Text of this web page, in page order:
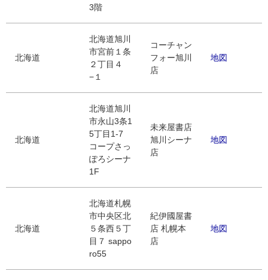
3階
北海道
北海道旭川
市宮前１条
２丁目４
−１
コーチャン
フォー旭川
店
地図
北海道
北海道旭川
市永山3条1
5丁目1-7
コープさっ
ぽろシーナ
1F
未来屋書店
旭川シーナ
店
地図
北海道
北海道札幌
市中央区北
５条西５丁
目７ sappo
ro55
紀伊國屋書
店 札幌本
店
地図